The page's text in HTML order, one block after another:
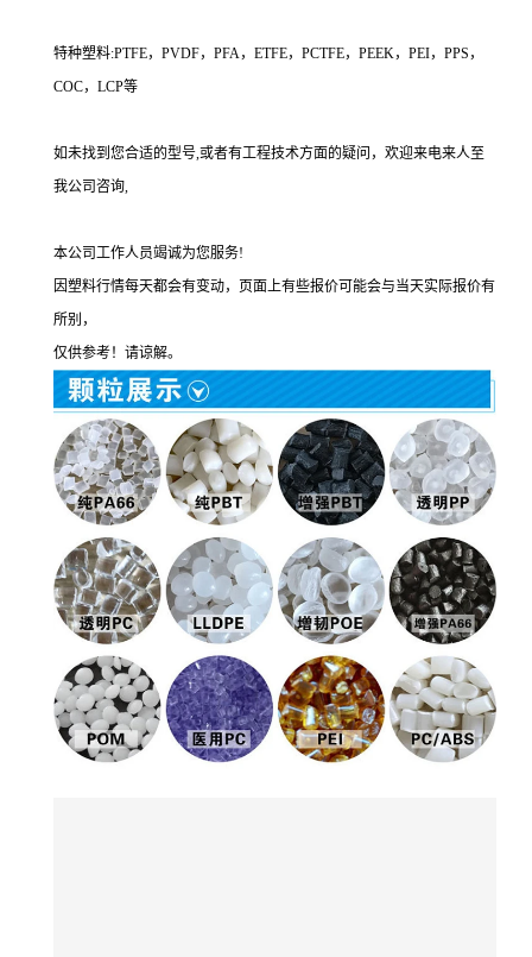
特种塑料:PTFE，PVDF，PFA，ETFE，PCTFE，PEEK，PEI，PPS，
COC，LCP等
如未找到您合适的型号,或者有工程技术方面的疑问，欢迎来电来人至
我公司咨询,
本公司工作人员竭诚为您服务!
因塑料行情每天都会有变动，页面上有些报价可能会与当天实际报价有
所别，
仅供参考！请谅解。